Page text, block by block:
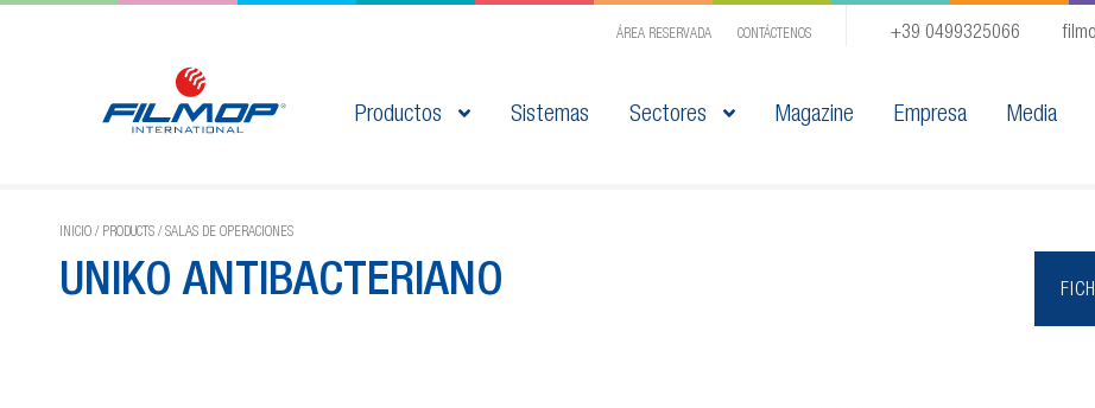
ÁREA RESERVADA CONTÁCTENOS +39 0499325066
Productos Sistemas Sectores Magazine Empresa Media
INICIO / PRODUCTS / SALAS DE OPERACIONES
UNIKO ANTIBACTERIANO